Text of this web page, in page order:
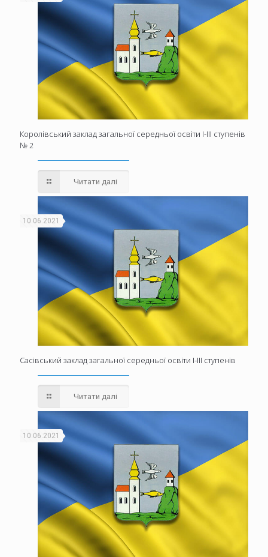
Королівський заклад загальної середньої освіти І-ІІІ ступенів
№ 2
Читати далі
10.06.2021
Сасівський заклад загальної середньої освіти І-ІІІ ступенів
Читати далі
10.06.2021